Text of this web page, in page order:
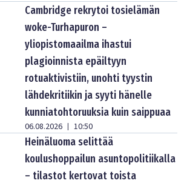
Cambridge rekrytoi tosielämän
woke-Turhapuron –
yliopistomaailma ihastui
plagioinnista epäiltyyn
rotuaktivistiin, unohti tyystin
lähdekritiikin ja syyti hänelle
kunniatohtoruuksia kuin saippuaa
06.08.2026 | 10:50
Heinäluoma selittää
koulushoppailun asuntopolitiikalla
– tilastot kertovat toista